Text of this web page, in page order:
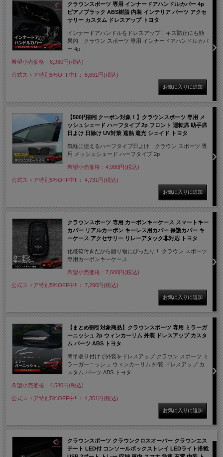
クラウンスポーツ 専用 インナードアハンドルカバー 4p
ピアノブラック ABS樹脂 内装 インテリア パーツ アクセ
サリー カスタム ドレスアップ トヨタ
インナードアハンドルをドレスアップ！キズ防止にも効
果的 クラウン スポーツ 専用 インナードアハンドルカバ
ー 4p
希望小売価格：6,980円(税込)
公式ストア特別5%OFF中!!： 6,631円(税込)
【500円割引クーポン対象！】クラウンスポーツ 専用 メ
ッシュシェード ハーフタイプ 2p フロント 運転席 助手席
日よけ 日除け UV対策 遮熱 遮光 シェイド トヨタ
気軽に使えるハーフタイプ日よけ クラウン スポーツ 専
用 メッシュシェード ハーフタイプ 2p
希望小売価格：4,980円(税込)
公式ストア特別5%OFF中!!： 4,731円(税込)
クラウンスポーツ 専用 カーボンキーケース スマートキー
カバー リアルカーボン キーレス用カバー 保護カバー キ
ーケース アクセサリー リレーアタック非対応 トヨタ
化粧箱付きだから贈り物にぴったり！ クラウン スポーツ
専用カーボンキーケース
希望小売価格：7,680円(税込)
公式ストア特別5%OFF中!!： 7,296円(税込)
【まとめ割引対象商品】クラウンスポーツ 専用 ミラーガ
ーニッシュ 2p ウィンカーリム 外装 ドレスアップ カスタ
ム パーツ ABS トヨタ
簡単取り付けで外装をドレスアップ クラウン スポーツ ミ
ラーガーニッシュ ウィンカーリム 外装 ドレスアップ カ
スタム パーツ ABS トヨタ
希望小売価格：4,580円(税込)
公式ストア特別5%OFF中!!： 4,351円(税込)
クラウンスポーツ クラウンクロスオーバー クラウンエス
テート LED付 コンソールボックストレイ LEDライト搭載